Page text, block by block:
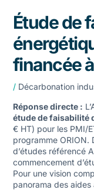
Étude de
financée
/ Décarbonation
Réponse directe :
étude de faisabilité
€ HT) pour les PMI/
programme ORION.
d’études référencé
commencement
Pour une vision
panorama des